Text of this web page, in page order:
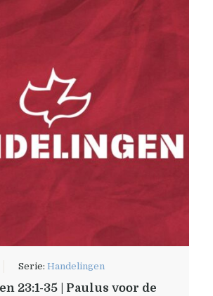
Serie: Handelingen
23:1-35 | Paulus voor de